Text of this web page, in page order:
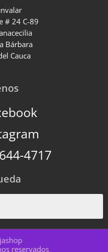
# 24 C-89
Bárbara
Cauca
4717
reservados